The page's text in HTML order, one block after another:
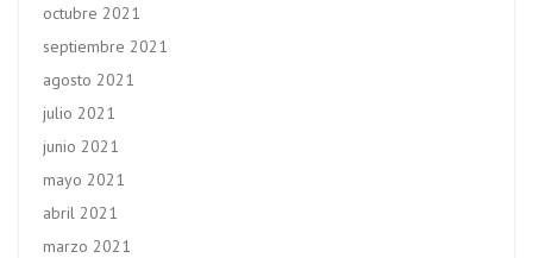
octubre 2021
septiembre 2021
agosto 2021
julio 2021
junio 2021
mayo 2021
abril 2021
marzo 2021